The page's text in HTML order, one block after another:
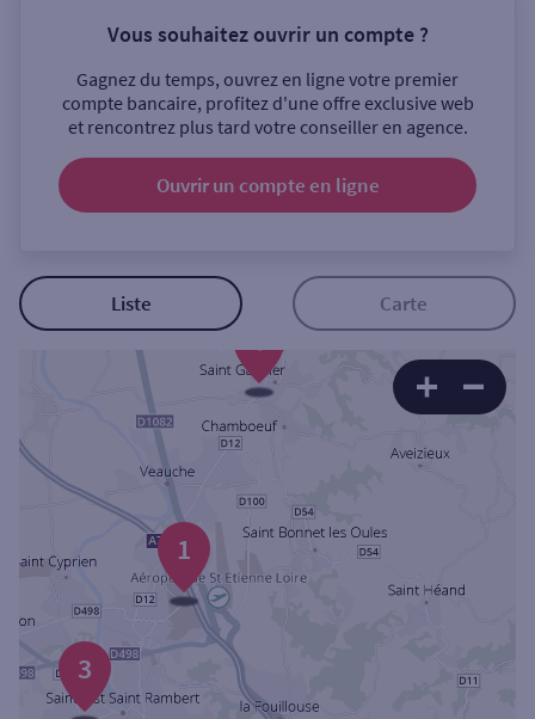
Sélectionnez votre recherche
Ouverte le samedi
Coffre-fort
Autour de moi
ou
Ville / Code postal
Rechercher
Vous souhaitez ouvrir un compte ?
Gagnez du temps, ouvrez en ligne votre premier
compte bancaire, profitez d'une offre exclusive web
et rencontrez plus tard votre conseiller en agence.
Ouvrir un compte en ligne
Liste Carte
+
3
1